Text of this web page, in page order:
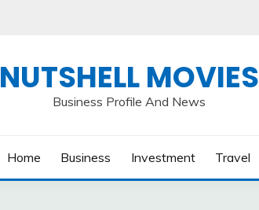
NUTSHELL MOVIES
Business Profile And News
Home Business Investment Travel